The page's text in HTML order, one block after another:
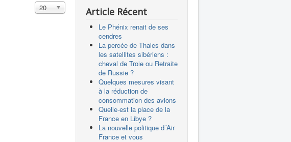
Affichage #
20
Article Récent
Le Phénix renait de ses
cendres
La percée de Thales dans
les satellites sibériens :
cheval de Troie ou Retraite
de Russie ?
Quelques mesures visant
à la réduction de
consommation des avions
Quelle-est la place de la
France en Libye ?
La nouvelle politique d´Air
France et vous